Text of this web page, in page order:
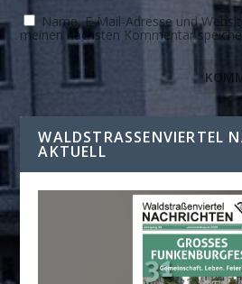
Name, E-Mail-Adresse und
meinen nächsten Kommentar
WALDSTRASSENVIERTEL
KTUELL